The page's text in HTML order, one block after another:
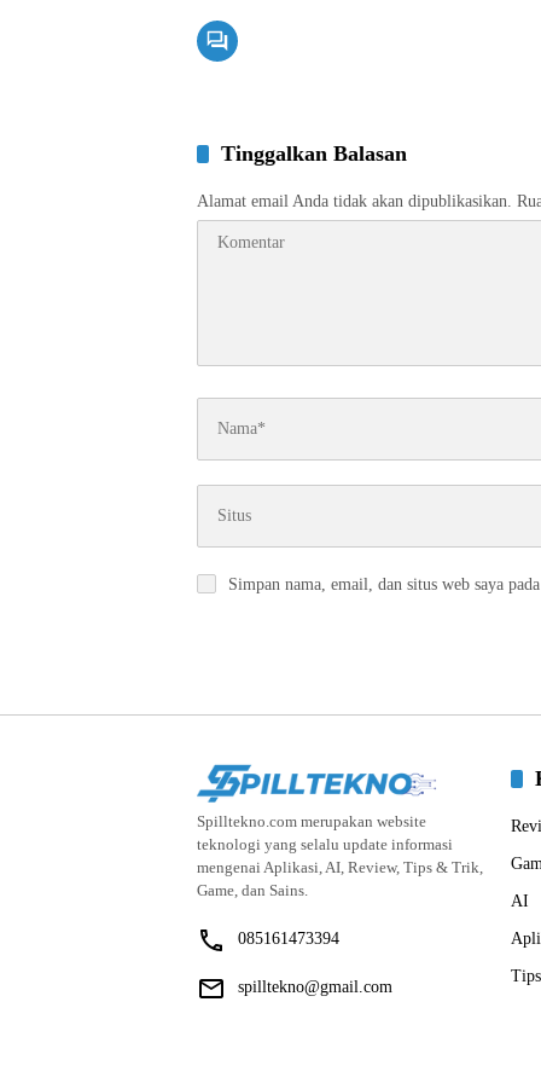
Tinggalkan Balasan
Alamat email Anda tidak akan dipublikasikan.
Simpan nama, email, dan situs web saya
Spilltekno.com merupakan website
teknologi yang selalu update informasi
mengenai Aplikasi, AI, Review, Tips & Trik,
Game, dan Sains.
085161473394
spilltekno@gmail.com
AI
Tips